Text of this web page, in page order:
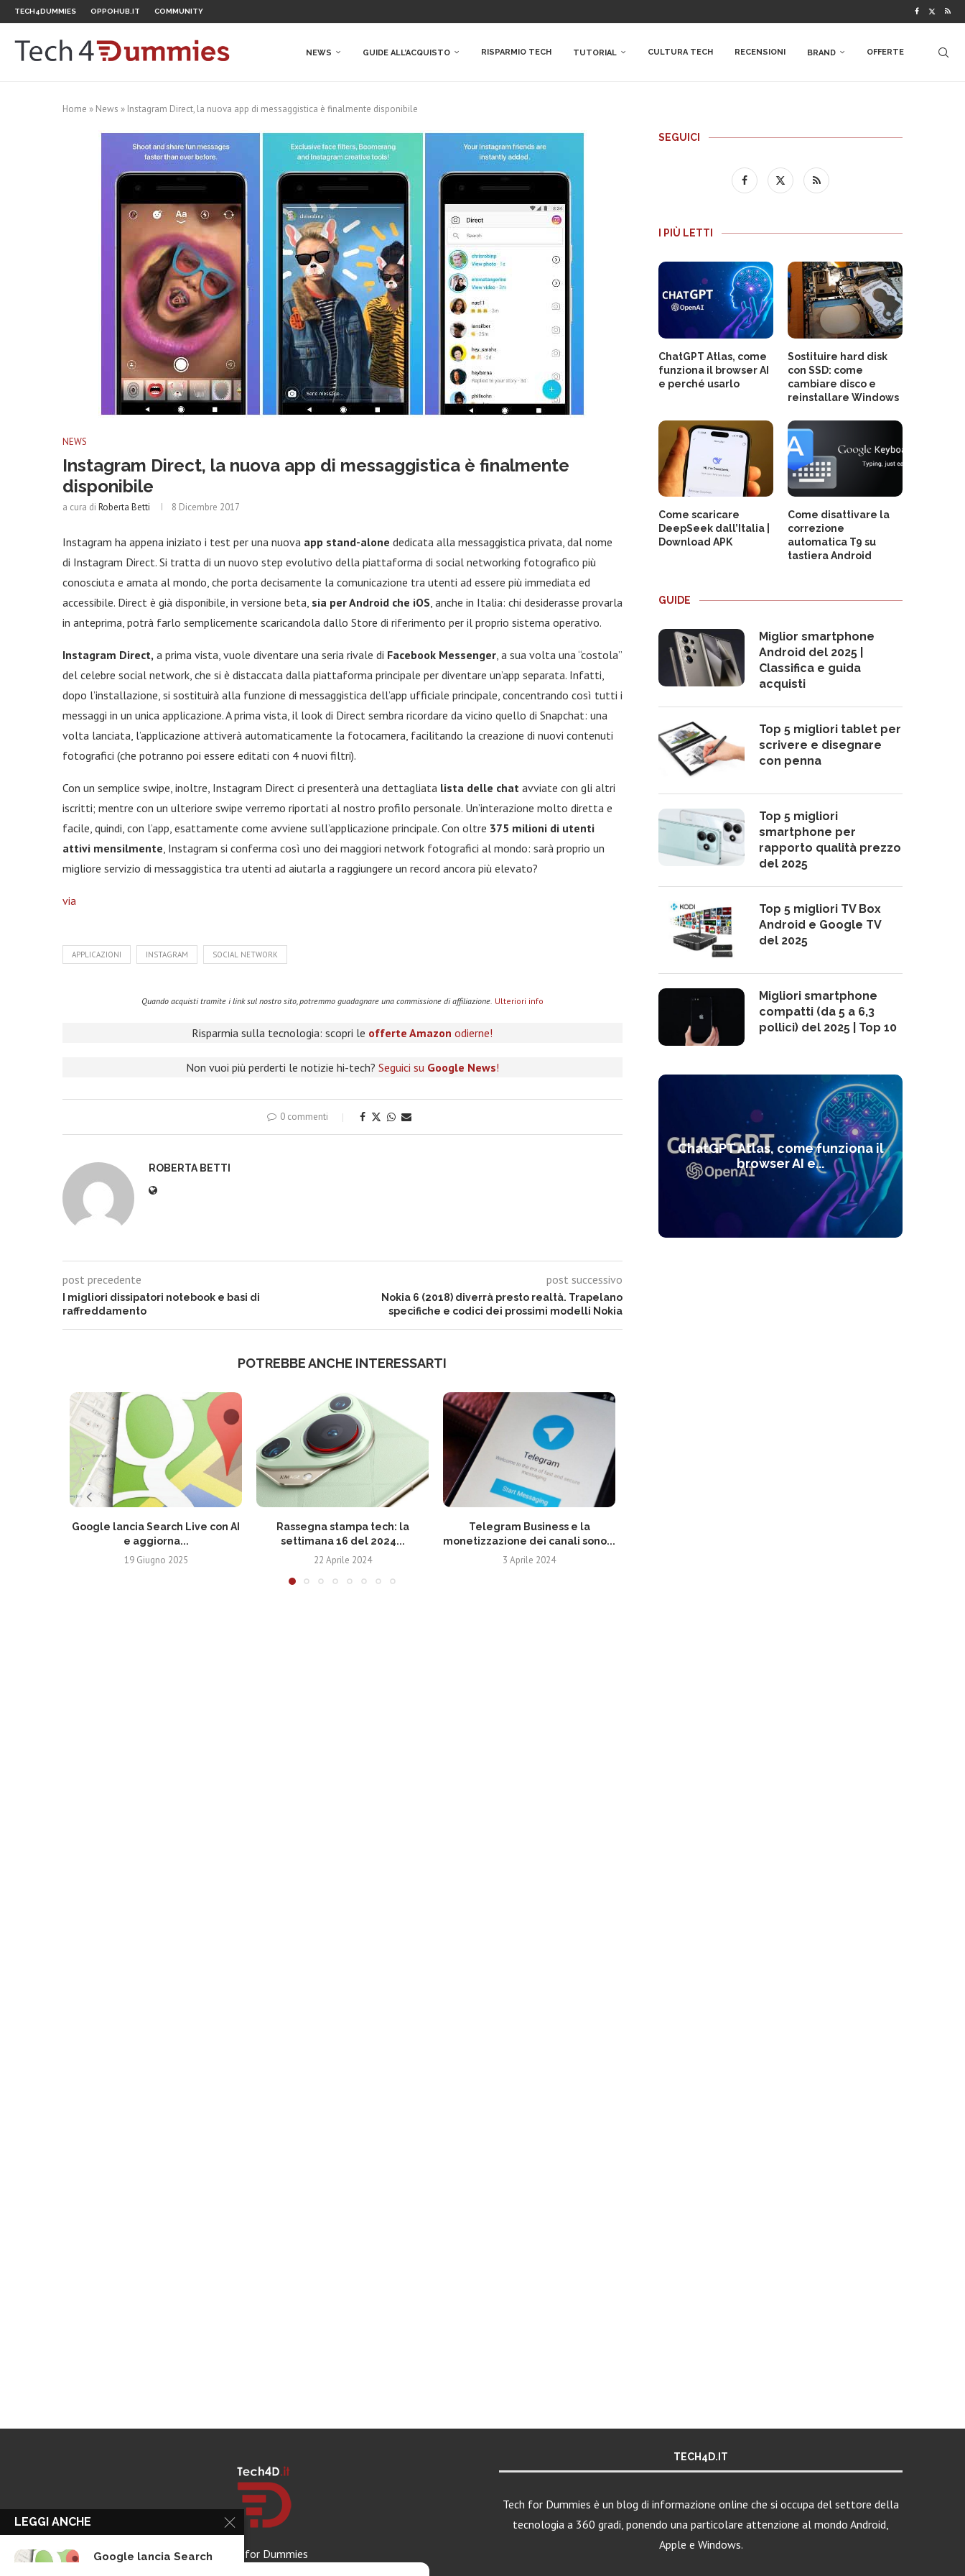
TECH4DUMMIES OPPOHUB.IT COMMUNITY
NEWS GUIDE ALL’ACQUISTO RISPARMIO TECH TUTORIAL CULTURA TECH RECENSIONI BRAND OFFERTE
Home » News » Instagram Direct, la nuova app di messaggistica è finalmente disponibile
NEWS
Instagram Direct, la nuova app di messaggistica è finalmente
disponibile
a cura di Roberta Betti 8 Dicembre 2017
Instagram ha appena iniziato i test per una nuova app stand-alone dedicata alla messaggistica privata, dal nome
di Instagram Direct. Si tratta di un nuovo step evolutivo della piattaforma di social networking fotografico più
conosciuta e amata al mondo, che porta decisamente la comunicazione tra utenti ad essere più immediata ed
accessibile. Direct è già disponibile, in versione beta, sia per Android che iOS, anche in Italia: chi desiderasse provarla
in anteprima, potrà farlo semplicemente scaricandola dallo Store di riferimento per il proprio sistema operativo.
Instagram Direct, a prima vista, vuole diventare una seria rivale di Facebook Messenger, a sua volta una “costola”
del celebre social network, che si è distaccata dalla piattaforma principale per diventare un’app separata. Infatti,
dopo l’installazione, si sostituirà alla funzione di messaggistica dell’app ufficiale principale, concentrando così tutti i
messaggi in un unica applicazione. A prima vista, il look di Direct sembra ricordare da vicino quello di Snapchat: una
volta lanciata, l’applicazione attiverà automaticamente la fotocamera, facilitando la creazione di nuovi contenuti
fotografici (che potranno poi essere editati con 4 nuovi filtri).
Con un semplice swipe, inoltre, Instagram Direct ci presenterà una dettagliata lista delle chat avviate con gli altri
iscritti; mentre con un ulteriore swipe verremo riportati al nostro profilo personale. Un’interazione molto diretta e
facile, quindi, con l’app, esattamente come avviene sull’applicazione principale. Con oltre 375 milioni di utenti
attivi mensilmente, Instagram si conferma così uno dei maggiori network fotografici al mondo: sarà proprio un
migliore servizio di messaggistica tra utenti ad aiutarla a raggiungere un record ancora più elevato?
via
APPLICAZIONI INSTAGRAM SOCIAL NETWORK
Quando acquisti tramite i link sul nostro sito, potremmo guadagnare una commissione di affiliazione. Ulteriori info
Risparmia sulla tecnologia: scopri le offerte Amazon odierne!
Non vuoi più perderti le notizie hi-tech? Seguici su Google News!
0 commenti
ROBERTA BETTI
post precedente
I migliori dissipatori notebook e basi di
raffreddamento
post successivo
Nokia 6 (2018) diverrà presto realtà. Trapelano
specifiche e codici dei prossimi modelli Nokia
POTREBBE ANCHE INTERESSARTI
Google lancia Search Live con AI
e aggiorna...
19 Giugno 2025
Rassegna stampa tech: la
settimana 16 del 2024...
22 Aprile 2024
Telegram Business e la
monetizzazione dei canali sono...
3 Aprile 2024
SEGUICI
I PIÙ LETTI
ChatGPT Atlas, come
funziona il browser AI
e perché usarlo
Sostituire hard disk
con SSD: come
cambiare disco e
reinstallare Windows
Come scaricare
DeepSeek dall’Italia |
Download APK
Come disattivare la
correzione
automatica T9 su
tastiera Android
GUIDE
Miglior smartphone
Android del 2025 |
Classifica e guida
acquisti
Top 5 migliori tablet per
scrivere e disegnare
con penna
Top 5 migliori
smartphone per
rapporto qualità prezzo
del 2025
Top 5 migliori TV Box
Android e Google TV
del 2025
Migliori smartphone
compatti (da 5 a 6,3
pollici) del 2025 | Top 10
ChatGPT Atlas, come funziona il
browser AI e...
Tech for Dummies
TECH4D.IT
Tech for Dummies è un blog di informazione online che si occupa del settore della
tecnologia a 360 gradi, ponendo una particolare attenzione al mondo Android,
Apple e Windows.
LEGGI ANCHE
Google lancia Search